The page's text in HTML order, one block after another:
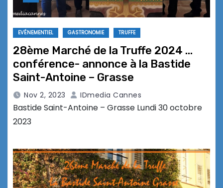
EVÉNEMENTIEL GASTRONOMIE TRUFFE
28ème Marché de la Truffe 2024 …
conférence- annonce à la Bastide
Saint-Antoine – Grasse
Nov 2, 2023 IDmedia Cannes
Bastide Saint-Antoine – Grasse Lundi 30 octobre
2023